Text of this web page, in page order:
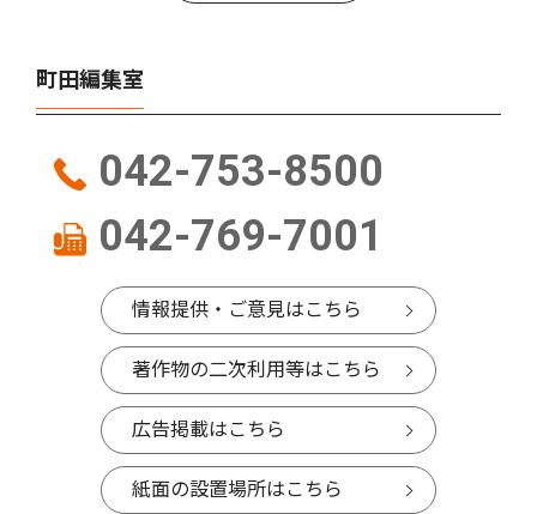
町田編集室
042-753-8500
042-769-7001
情報提供・ご意見はこちら
著作物の二次利用等はこちら
広告掲載はこちら
紙面の設置場所はこちら